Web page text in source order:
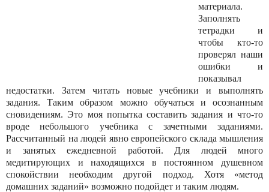
материала.
Заполнять
тетрадки и
чтобы кто-то
проверял наши
ошибки и
показывал
недостатки. Затем читать новые учебники и выполнять
задания. Таким образом можно обучаться и осознанным
сновидениям. Это моя попытка составить задания и что-то
вроде небольшого учебника с зачетными заданиями.
Рассчитанный на людей явно европейского склада мышления
и занятых ежедневной работой. Для людей много
медитирующих и находящихся в постоянном душевном
спокойствии необходим другой подход. Хотя «метод
домашних заданий» возможно подойдет и таким людям.